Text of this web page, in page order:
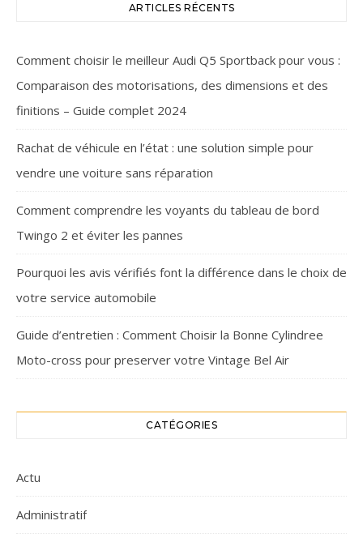
ARTICLES RÉCENTS
Comment choisir le meilleur Audi Q5 Sportback pour vous :
Comparaison des motorisations, des dimensions et des
finitions – Guide complet 2024
Rachat de véhicule en l’état : une solution simple pour
vendre une voiture sans réparation
Comment comprendre les voyants du tableau de bord
Twingo 2 et éviter les pannes
Pourquoi les avis vérifiés font la différence dans le choix de
votre service automobile
Guide d’entretien : Comment Choisir la Bonne Cylindree
Moto-cross pour preserver votre Vintage Bel Air
CATÉGORIES
Actu
Administratif